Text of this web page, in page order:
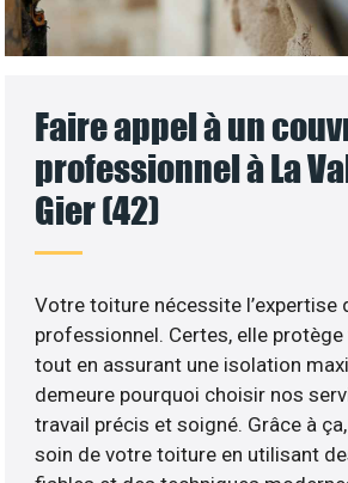
Faire appel à un
professionnel à La
Gier (42)
Votre toiture nécessite l’expertise
professionnel. Certes, elle
tout en assurant une isolation
demeure pourquoi choisir nos
travail précis et soigné. Grâce à
soin de votre toiture en utilisant